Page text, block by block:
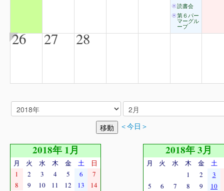
読書会
第６パー
マーグル
ープ
26 27 28
＜今日＞
2018年 1月
月 火 水 木 金 土
日
1
2 3 4 5 6
7
8
9 10 11 12 13
14
2018年 3月
月 火 水 木 金 土
1
2
3
5
6 7 8 9 10